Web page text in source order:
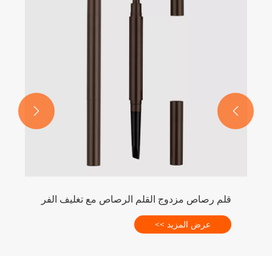
قلم رصاص مزدوج القلم الرصاص مع تغليف الفرشاة المزج
عرض المزيد >>

